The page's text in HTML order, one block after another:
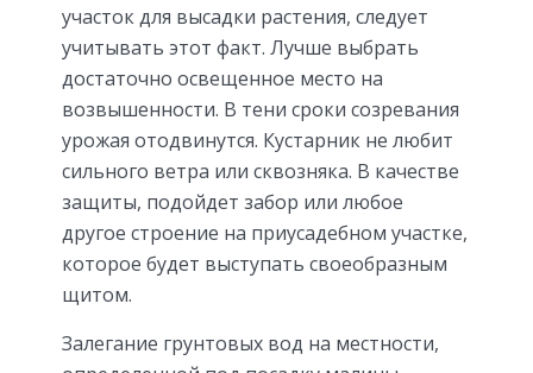
участок для высадки растения, следует
учитывать этот факт. Лучше выбрать
достаточно освещенное место на
возвышенности. В тени сроки созревания
урожая отодвинутся. Кустарник не любит
сильного ветра или сквозняка. В качестве
защиты, подойдет забор или любое
другое строение на приусадебном участке,
которое будет выступать своеобразным
щитом.
Залегание грунтовых вод на местности,